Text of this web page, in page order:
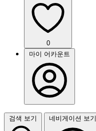
0
마이 어카운트
검색 보기 네비게이션 보기